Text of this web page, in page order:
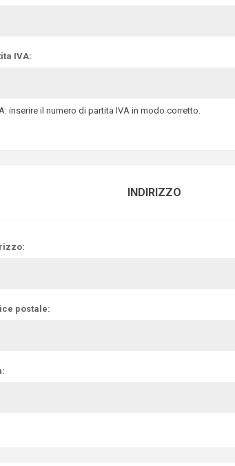
IVA:
inserire il numero di partita IVA in modo corretto.
INDIRIZZO
postale: